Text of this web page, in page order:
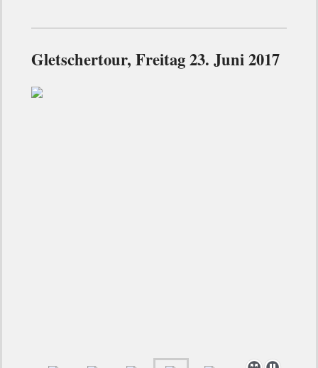
Gletschertour, Freitag 23. Juni 2017